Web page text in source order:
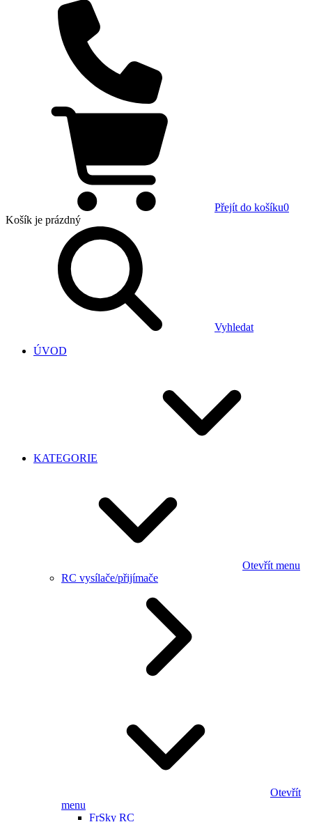
Přejít do košíku0
Košík je prázdný
Vyhledat
ÚVOD
KATEGORIE
Otevřít menu
RC vysílače/přijímače
Otevřít
menu
FrSky RC